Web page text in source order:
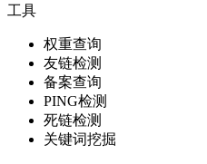
工具
权重查询
友链检测
备案查询
PING检测
死链检测
关键词挖掘